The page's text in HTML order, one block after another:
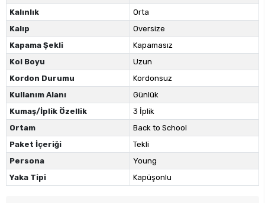
Kalınlık
Orta
Kalıp
Oversize
Kapama Şekli
Kapamasız
Kol Boyu
Uzun
Kordon Durumu
Kordonsuz
Kullanım Alanı
Günlük
Kumaş/İplik Özellik
3 İplik
Ortam
Back to School
Paket İçeriği
Tekli
Persona
Young
Yaka Tipi
Kapüşonlu